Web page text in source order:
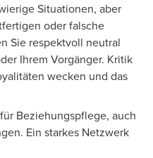
Situationen, aber
oder falsche
Sie respektvoll neutral
Ihrem Vorgänger. Kritik
wecken und das
Beziehungspflege, auch
Ein starkes Netzwerk